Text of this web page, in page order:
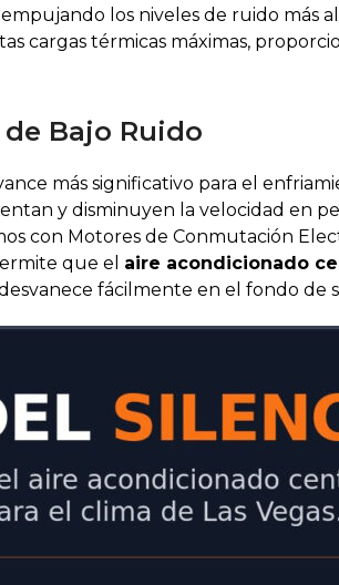
los niveles de ruido más
cargas térmicas máximas,
Bajo Ruido
más significativo para el
y disminuyen la velocidad en
con Motores de Conmutación
que el aire acondicionado
fácilmente en el fondo de